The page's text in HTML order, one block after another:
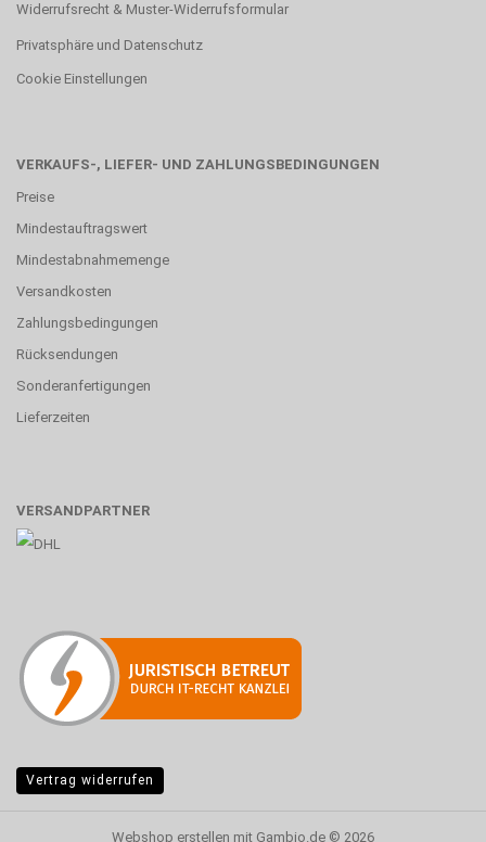
Widerrufsrecht & Muster-Widerrufsformular
Privatsphäre und Datenschutz
Cookie Einstellungen
VERKAUFS-, LIEFER- UND ZAHLUNGSBEDINGUNGEN
Preise
Mindestauftragswert
Mindestabnahmemenge
Versandkosten
Zahlungsbedingungen
Rücksendungen
Sonderanfertigungen
Lieferzeiten
VERSANDPARTNER
Vertrag widerrufen
Webshop erstellen mit Gambio.de © 2026